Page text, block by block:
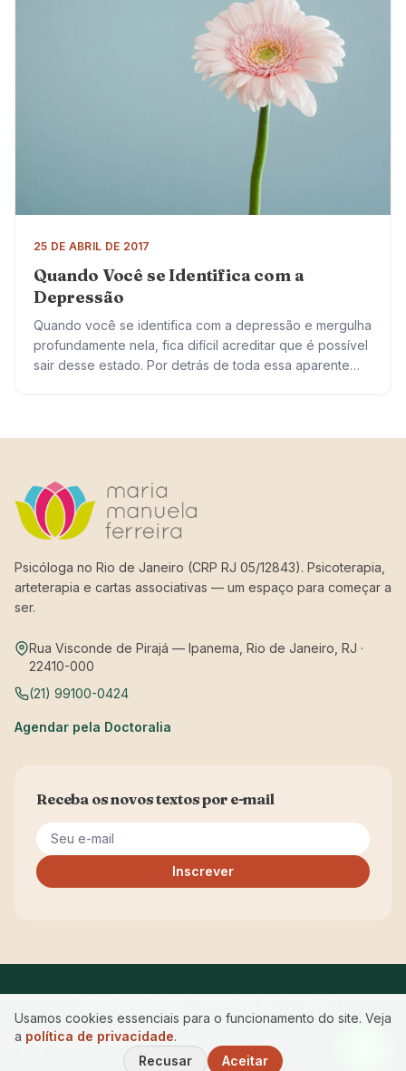
25 DE ABRIL DE 2017
Quando Você se Identifica com a
Depressão
Quando você se identifica com a depressão e mergulha
profundamente nela, fica difícil acreditar que é possível
sair desse estado. Por detrás de toda essa aparente
Psicóloga no Rio de Janeiro (CRP RJ 05/12843). Psicoterapia,
arteterapia e cartas associativas — um espaço para começar a
ser.
Rua Visconde de Pirajá — Ipanema, Rio de Janeiro, RJ ·
22410-000
(21) 99100-0424
Agendar pela Doctoralia
Receba os novos textos por e-mail
Seu e-mail
Inscrever
PrivacidadeAcessibilidade
© 2026 Maria Manuela Ferreira · CRP RJ 05/12843 — Começar
Usamos cookies essenciais para o funcionamento do site. Veja
a política de privacidade.
Recusar
Aceitar